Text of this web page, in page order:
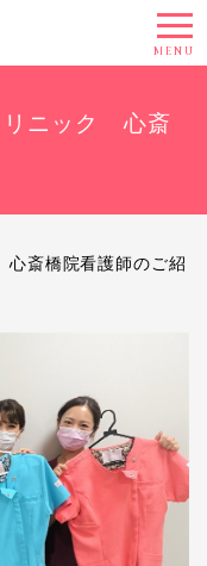
MENU
リニック 心斎
斎橋院看護師のご紹